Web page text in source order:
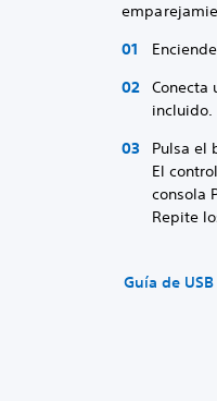
Conecta
incluido.
Pulsa el
El
consola
Repite
Guía de